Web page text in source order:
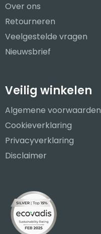
Over ons
Retourneren
Veelgestelde vragen
Nieuwsbrief
Veilig winkelen
Algemene voorwaarden
Cookieverklaring
Privacyverklaring
Disclaimer